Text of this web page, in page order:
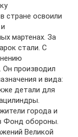
стране освоили
мартенах. За
стали. С
производил
и вида:
детали для
города и
Фонд обороны.
Великой